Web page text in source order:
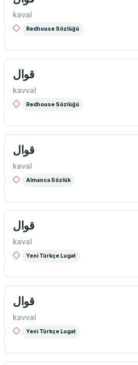
kaval
Redhouse Sözlüğü
قوال
kavval
Redhouse Sözlüğü
قوال
kaval
Almanca Sözlük
قوال
kaval
Yeni Türkçe Lugat
قوال
kavval
Yeni Türkçe Lugat